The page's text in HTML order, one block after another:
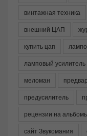
винтажная техника
внешний ЦАП
купить цап
ламповый усилитель
меломан
предусилитель
рецензии на
сайт Звукомания